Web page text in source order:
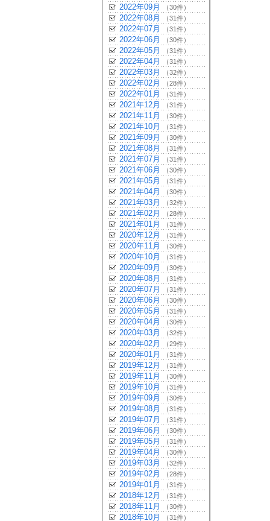
2022年09月 （30件）
2022年08月 （31件）
2022年07月 （31件）
2022年06月 （30件）
2022年05月 （31件）
2022年04月 （31件）
2022年03月 （32件）
2022年02月 （28件）
2022年01月 （31件）
2021年12月 （31件）
2021年11月 （30件）
2021年10月 （31件）
2021年09月 （30件）
2021年08月 （31件）
2021年07月 （31件）
2021年06月 （30件）
2021年05月 （31件）
2021年04月 （30件）
2021年03月 （32件）
2021年02月 （28件）
2021年01月 （31件）
2020年12月 （31件）
2020年11月 （30件）
2020年10月 （31件）
2020年09月 （30件）
2020年08月 （31件）
2020年07月 （31件）
2020年06月 （30件）
2020年05月 （31件）
2020年04月 （30件）
2020年03月 （32件）
2020年02月 （29件）
2020年01月 （31件）
2019年12月 （31件）
2019年11月 （30件）
2019年10月 （31件）
2019年09月 （30件）
2019年08月 （31件）
2019年07月 （31件）
2019年06月 （30件）
2019年05月 （31件）
2019年04月 （30件）
2019年03月 （32件）
2019年02月 （28件）
2019年01月 （31件）
2018年12月 （31件）
2018年11月 （30件）
2018年10月 （31件）